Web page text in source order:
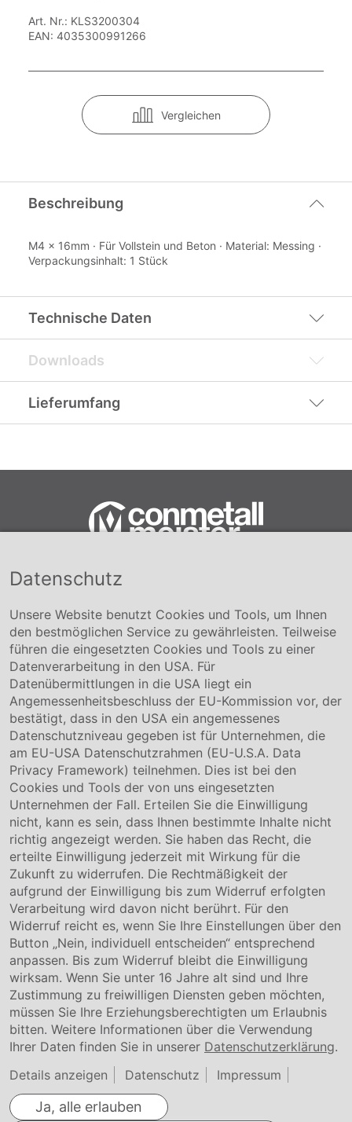
Art. Nr.: KLS3200304
EAN: 4035300991266
Vergleichen
Beschreibung
M4 x 16mm · Für Vollstein und Beton · Material: Messing ·
Verpackungsinhalt: 1 Stück
Technische Daten
Downloads
Lieferumfang
Conmetall Meister GmbH
+49 5141-180
info@conmetallmeister.de
www.conmetallmeister.de
Unternehmen
Über uns
Compliance
Hinweisgebersystem
Karriere
Service & Kontakt
Kontakt
Downloads
Garantiebedingungen
Zertifikate
Rechtliches
Impressum
AGB
Datenschutz
Cookie Einstellung
Datenschutz
Unsere Website benutzt Cookies und Tools, um Ihnen
den bestmöglichen Service zu gewährleisten. Teilweise
führen die eingesetzten Cookies und Tools zu einer
Datenverarbeitung in den USA. Für
Datenübermittlungen in die USA liegt ein
Angemessenheitsbeschluss der EU-Kommission vor, der
bestätigt, dass in den USA ein angemessenes
Datenschutzniveau gegeben ist für Unternehmen, die
am EU-USA Datenschutzrahmen (EU-U.S.A. Data
Privacy Framework) teilnehmen. Dies ist bei den
Cookies und Tools der von uns eingesetzten
Unternehmen der Fall. Erteilen Sie die Einwilligung
nicht, kann es sein, dass Ihnen bestimmte Inhalte nicht
richtig angezeigt werden. Sie haben das Recht, die
erteilte Einwilligung jederzeit mit Wirkung für die
Zukunft zu widerrufen. Die Rechtmäßigkeit der
aufgrund der Einwilligung bis zum Widerruf erfolgten
Verarbeitung wird davon nicht berührt. Für den
Widerruf reicht es, wenn Sie Ihre Einstellungen über den
Button „Nein, individuell entscheiden“ entsprechend
anpassen. Bis zum Widerruf bleibt die Einwilligung
wirksam. Wenn Sie unter 16 Jahre alt sind und Ihre
Zustimmung zu freiwilligen Diensten geben möchten,
müssen Sie Ihre Erziehungsberechtigten um Erlaubnis
bitten. Weitere Informationen über die Verwendung
Ihrer Daten finden Sie in unserer Datenschutzerklärung.
Details anzeigen
Datenschutz Impressum
Ja, alle erlauben